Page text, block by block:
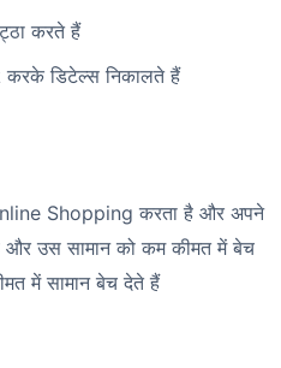
करते हैं
डिटेल्स निकालते हैं
Shopping करता है और अपने
और उस सामान को कम कीमत में बेच
में सामान बेच देते हैं